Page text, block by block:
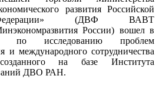
развития Российской
(ДВФ ВАВТ
России) вошел в
по исследованию проблем
и международного сотрудничества
на базе Института
ДВО РАН.